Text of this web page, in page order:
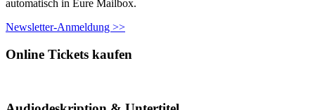
automatisch in Eure Mailbox.
Newsletter-Anmeldung >>
Online Tickets kaufen